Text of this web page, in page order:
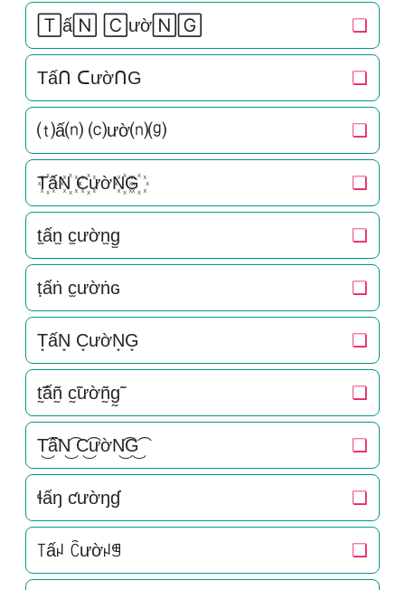
🅃ấ🄽 🄲ườ🄽🄶 ❏
Tấᑎ ᑕườᑎG ❏
⒯ấ⒩ ⒞ườ⒩⒢ ❏
T꙰ấN꙰ C꙰ườN꙰G꙰ ❏
t̫ấn̫ c̫ườn̫g̫ ❏
ṭấṅ c̫ườṅɢ ❏
T͙ấN͙ C͙ườN͙G͙ ❏
t̰̃ấñ̰ c̰̃ườñ̰g̰̃ ❏
T͜͡ấN͜͡ C͜͡ườN͜͡G͜͡ ❏
ɬấŋ ƈườŋɠ ❏
꓄ấꈤ ꉓườꈤꁅ ❏